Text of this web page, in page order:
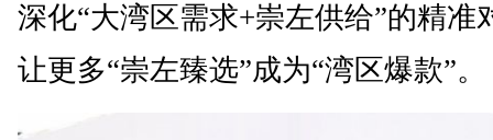
深化“大湾区需求+崇左供给”的精准
让更多“崇左臻选”成为“湾区爆款”。